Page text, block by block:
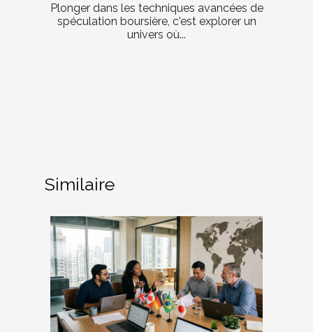
Plonger dans les techniques avancées de
spéculation boursière, c'est explorer un
univers où...
Similaire